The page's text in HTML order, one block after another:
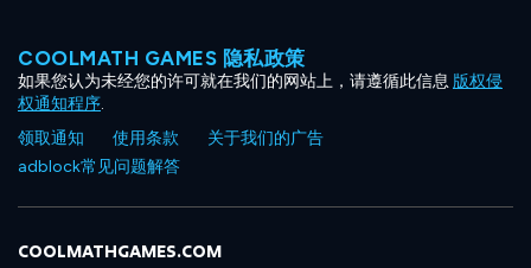
COOLMATH GAMES 隐私政策
如果您认为未经您的许可就在我们的网站上，请遵循此信息 版权侵
权通知程序.
领取通知
使用条款
关于我们的广告
adblock常见问题解答
COOLMATHGAMES.COM